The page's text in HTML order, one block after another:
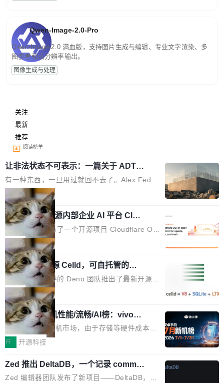
Qwen-Image-2.0-Pro
Qwen-Image-2.0 满血版，支持图片生成与编辑、专业文字渲染、多
图参考和高分辨率输出。
图像生成与处理
关注
最新
推荐
阅读榜单
让非法状态不可表示：一篇关于 ADT
的帖子在 Reddit 火了
有一种东西，一旦用过就回不去了。Alex Fedos
eev 管它叫"软件设计的基石"。 他说的东西不新
鲜——代数数据类型（ADT），尤其是和类型
（sum type）。但他说清楚了一件事：这不是类
型系统的学术体操，是日常编码的思维方式。 文
章从一个简单的例子切入。一个网站的深色主题
设置，如果用布尔值 + 可空字段来表示——bool
ean 表示是否可切换，nullable 的默认模式、浅
色方案、深色方案——会产生大量无意义的组
合。方案缺了、配置冲突了、全 null 了。要知道
哪些组合有效，作者说，你得靠"文档、校验、或
者部落知识"。 换个写法。Rust 的 enum，两个
变体：Switchable...
局
Cloudflare 开源内部企业 AI 平台 Clou
dflare OS
Cloudflare 发布了一个开源项目 Cloudflare O
S。如果你只看官方博客，你会觉得这是又一
个"AI 知识库 + 聊天机器人"——每个大厂都在
做，没什么新鲜的。 但 Kenton Varda 在 Twitte
r 上把事情说清楚了： 今天我们发布了 Cloudfla
re OS，一个带连接器的聊天机器人，跟其他所
有科技公司做的一样。只不过，实际上它不一
样。这是 Sandstorm.io 的重制版，我十年前的
那个创业公司。不同的是，这次它构建在 Cloudf
lare Workers 上——我花了九年时间搭建的平台
——并且深度集成了 AI。这基本上是我十年秘密
计划的顶峰。 十年前，Ken...
局
Deno 团队开源 Celld，可自托管的分
布式 Durable Objects
Ryan Dahl 领导的 Deno 团队推出了最新开源项
目 Celld，一个能在自己机器上运行 Cloudflare
Workers 和 Durable Objects 的守护进程。 设
计思路很直接：每个对象是一个独立的 SQLite
数据库，按名称寻址，复制到你自己的 S3 兼容
存储库里。节点之间只通过这个存储库协调——
个小型数据库，应用天然按分片构建，单个数据
库的竞争和爆炸半径问题在设计层面就被消除
局
鲁大师7月新机性能/流畅/AI榜：vivo夺
性能、流畅双第一，三星Galaxy Z系列
新折叠缺席
2026年7月的手机市场，由于存储等硬件成本暴
增，手机厂商的日子也不好过啊，新机速度明显
高价的三星折叠（三星Galaxy Z Fold8 Ultra / Z
Fold8 / Z Flip8）外，其余要么是中低端机器，
开 开源科技
Zed 推出 DeltaDB，一个记录 commit
之间所有操作的版本控制系统
Zed 编辑器团队发布了新项目——DeltaDB，一